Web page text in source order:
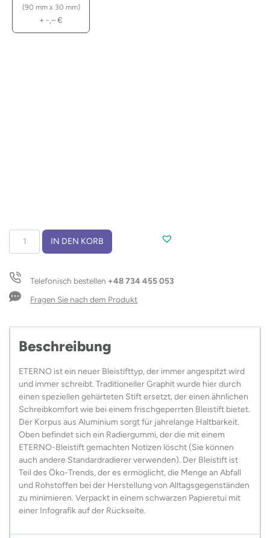
(90 mm x 30 mm)
+ -,–€
IN DEN KORB
Telefonisch bestellen +48 734 455 053
Fragen Sie nach dem Produkt
Beschreibung
ETERNO ist ein neuer Bleistifttyp, der immer angespitzt wird
und immer schreibt. Traditioneller Graphit wurde hier durch
einen speziellen gehärteten Stift ersetzt, der einen ähnlichen
Schreibkomfort wie bei einem frischgeperrten Bleistift bietet.
Der Korpus aus Aluminium sorgt für jahrelange Haltbarkeit.
Oben befindet sich ein Radiergummi, der die mit einem
ETERNO-Bleistift gemachten Notizen löscht (Sie können
auch andere Standardradierer verwenden). Der Bleistift ist
Teil des Öko-Trends, der es ermöglicht, die Menge an Abfall
und Rohstoffen bei der Herstellung von Alltagsgegenständen
zu minimieren. Verpackt in einem schwarzen Papieretui mit
einer Infografik auf der Rückseite.